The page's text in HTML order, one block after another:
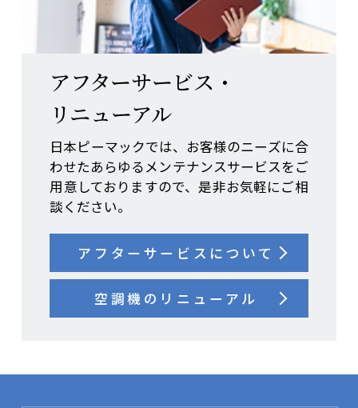
アフターサービス・
リニューアル
日本ピーマックでは、お客様のニーズに合
わせたあらゆるメンテナンスサービスをご
用意しておりますので、是非お気軽にご相
談ください。
アフターサービスについて
空調機のリニューアル